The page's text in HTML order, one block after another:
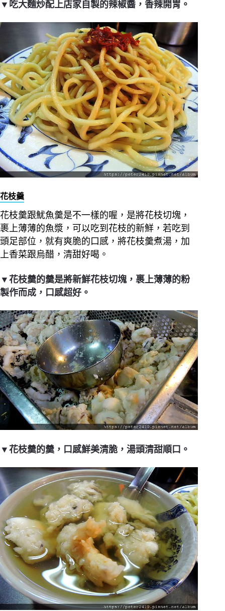
▼吃大麵炒配上店家自製的辣椒醬，香辣開胃。
花枝羹
花枝羹跟魷魚羹是不一樣的喔，是將花枝切塊，
裹上薄薄的魚漿，可以吃到花枝的新鮮，若吃到
頭足部位，就有爽脆的口感，將花枝羹煮湯，加
上香菜跟烏醋，清甜好喝。
▼花枝羹的羹是將新鮮花枝切塊，裹上薄薄的粉
製作而成，口感超好。
▼花枝羹的羹，口感鮮美清脆，湯頭清甜順口。